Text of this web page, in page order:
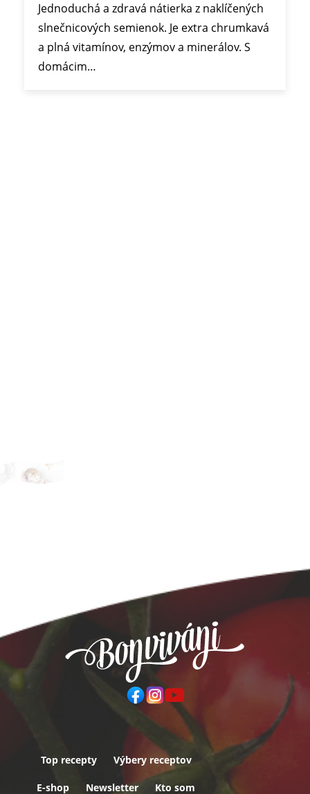
Jednoduchá a zdravá nátierka z naklíčených
slnečnicových semienok. Je extra chrumkavá
a plná vitamínov, enzýmov a minerálov. S
domácim…
Päta
Top recepty Výbery receptov
E-shop Newsletter Kto som